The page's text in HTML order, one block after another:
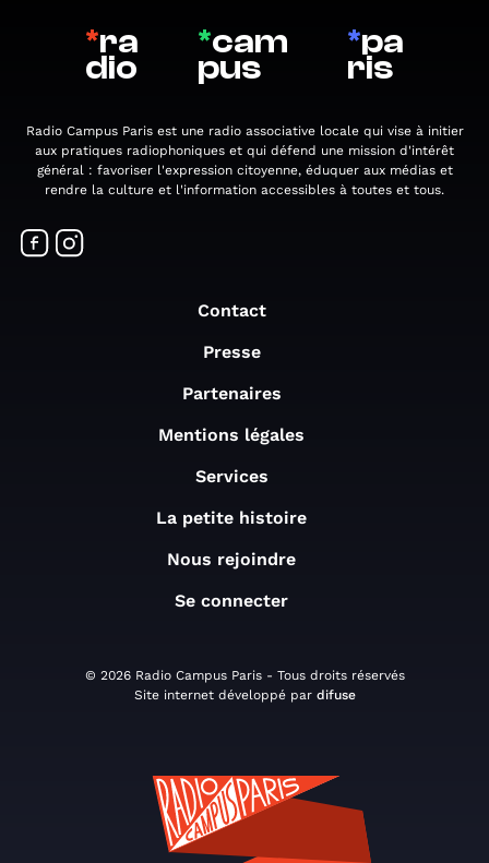
*ra
dio
*cam
pus
*pa
ris
Radio Campus Paris est une radio associative locale qui vise à initier
aux pratiques radiophoniques et qui défend une mission d'intérêt
général : favoriser l'expression citoyenne, éduquer aux médias et
rendre la culture et l'information accessibles à toutes et tous.
Contact
Presse
Partenaires
Mentions légales
Services
La petite histoire
Nous rejoindre
Se connecter
© 2026 Radio Campus Paris - Tous droits réservés
Site internet développé par difuse